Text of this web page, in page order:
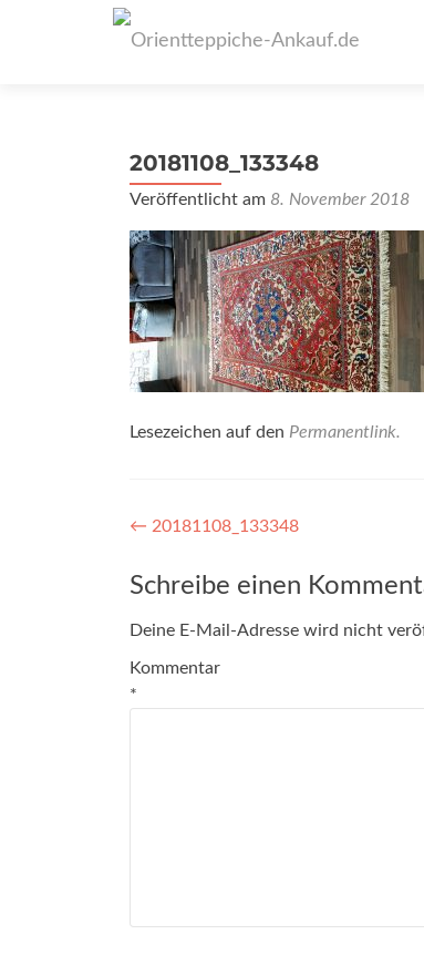
20181108_133348
Veröffentlicht am 8. November 2018
Lesezeichen auf den Permanentlink.
Artikel-
Navigation
← 20181108_133348
Schreibe einen
Deine E-Mail-Adresse wird nicht
Kommentar
*